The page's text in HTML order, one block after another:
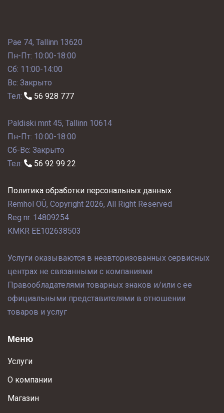
Pae 74, Tallinn 13620
Пн-Пт: 10:00-18:00
Сб: 11:00-14:00
Вс: Закрыто
Тел:
56 928 777
Paldiski mnt 45, Tallinn 10614
Пн-Пт: 10:00-18:00
Сб-Вс: Закрыто
Тел:
56 92 99 22
Политика обработки персональных данных
Remhol OÜ, Copyright 2026, All Right Reserved
Reg nr. 14809254
KMKR EE102638503
Услуги оказываются в неавторизованных сервисных
центрах не связанными с компаниями
Правообладателями товарных знаков и/или с ее
официальными представителями в отношении
товаров и услуг
Меню
Услуги
О компании
Магазин